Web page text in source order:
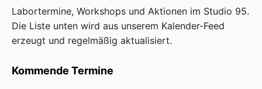
Labortermine, Workshops und Aktionen im Studio 95.
Die Liste unten wird aus unserem Kalender-Feed
erzeugt und regelmäßig aktualisiert.
Kommende Termine